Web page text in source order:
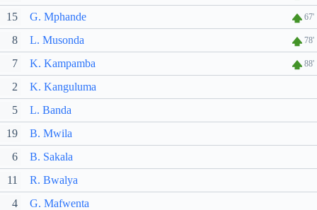
15 G. Mphande 67'
8 L. Musonda 78'
7 K. Kampamba 88'
2
K. Kanguluma
5
L. Banda
19
B. Mwila
6
B. Sakala
11
R. Bwalya
4
G. Mafwenta